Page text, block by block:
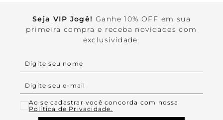
Seja VIP Jogê! Ganhe 10% OFF em sua
primeira compra e receba novidades com
exclusividade.
Ao se cadastrar você concorda com nossa
Política de Privacidade.